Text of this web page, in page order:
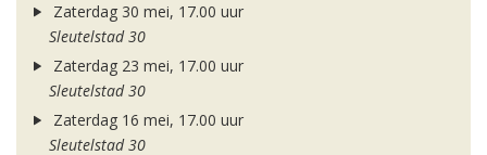
Zaterdag 30 mei, 17.00 uur
Sleutelstad 30
Zaterdag 23 mei, 17.00 uur
Sleutelstad 30
Zaterdag 16 mei, 17.00 uur
Sleutelstad 30